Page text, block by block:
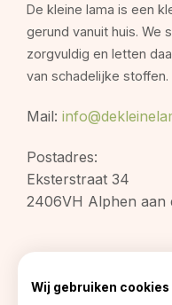
De kleine lama is een
gerund vanuit huis. We
zorgvuldig en letten
van schadelijke stoffen.
Mail:
Postadres:
Eksterstraat 34
2406VH Alphen aan
Wij gebruiken cookies